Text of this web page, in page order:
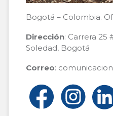
Bogotá – Colombia.
Dirección: Carrera 25
Soledad, Bogotá
Correo: